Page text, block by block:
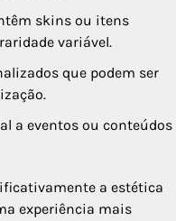
skins ou itens
variável.
que podem ser
a eventos ou conteúdos
a estética
experiência mais